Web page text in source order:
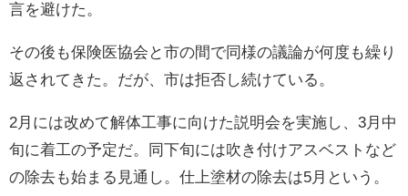
言を避けた。
その後も保険医協会と市の間で同様の議論が何度も繰り
返されてきた。だが、市は拒否し続けている。
2月には改めて解体工事に向けた説明会を実施し、3月中
旬に着工の予定だ。同下旬には吹き付けアスベストなど
の除去も始まる見通し。仕上塗材の除去は5月という。